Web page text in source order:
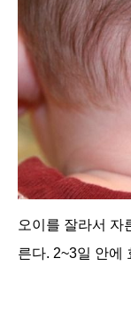
오이를 잘라서 자
른다. 2~3일 안에